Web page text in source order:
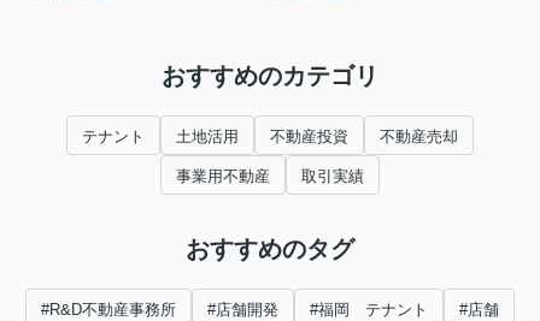
おすすめのカテゴリ
テナント 土地活用 不動産投資 不動産売却
事業用不動産 取引実績
おすすめのタグ
#R&D不動産事務所 #店舗開発 #福岡 テナント #店舗